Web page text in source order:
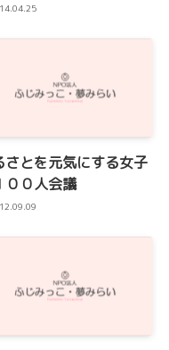
さとを元気にする女子
００人会議